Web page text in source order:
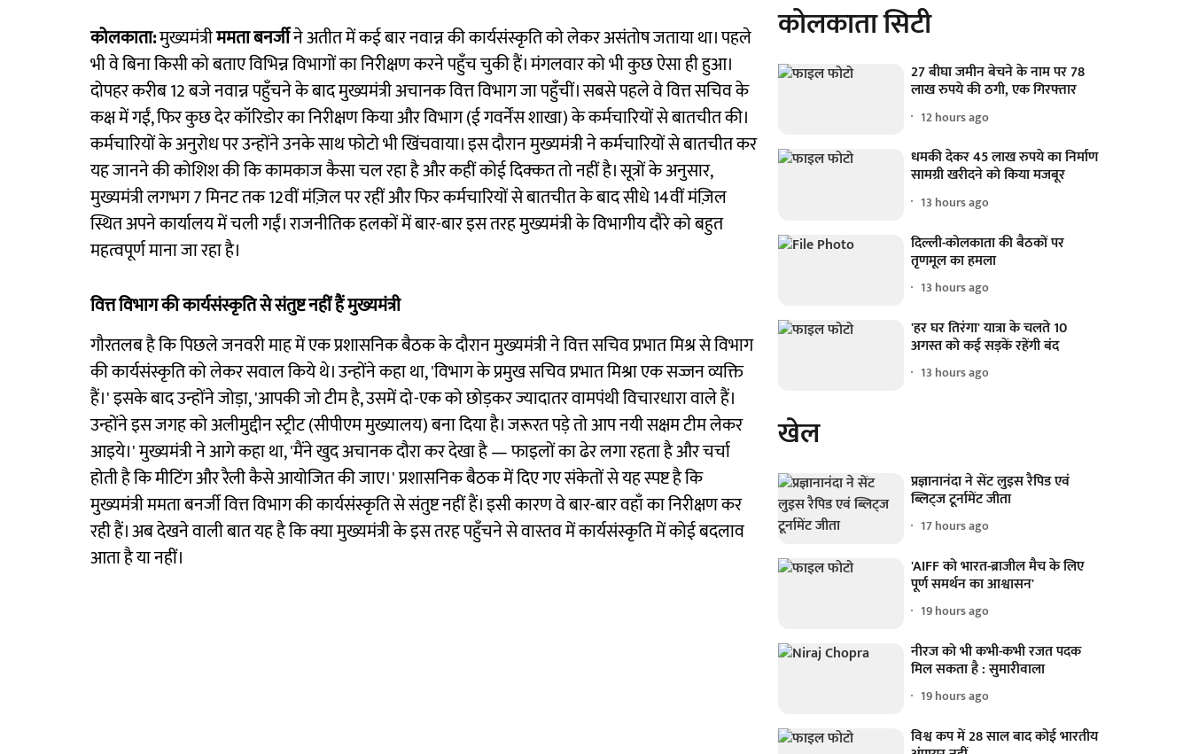
कोलकाता:मुख्यमंत्रीममता बनर्जीने अतीत में कई बार नवान्न की कार्यसंस्कृति को लेकर असंतोष जताया था। पहले
भी वे बिना किसी को बताए विभिन्न विभागों का निरीक्षण करने पहुँच चुकी हैं। मंगलवार को भी कुछ ऐसा ही हुआ।
दोपहर करीब 12 बजे नवान्न पहुँचने के बाद मुख्यमंत्री अचानक वित्त विभाग जा पहुँचीं। सबसे पहले वे वित्त सचिव के
कक्ष में गईं, फिर कुछ देर कॉरिडोर का निरीक्षण किया और विभाग (ई गवर्नेंस शाखा) के कर्मचारियों से बातचीत की।
कर्मचारियों के अनुरोध पर उन्होंने उनके साथ फोटो भी खिंचवाया। इस दौरान मुख्यमंत्री ने कर्मचारियों से बातचीत कर
यह जानने की कोशिश की कि कामकाज कैसा चल रहा है और कहीं कोई दिक्कत तो नहीं है। सूत्रों के अनुसार,
मुख्यमंत्री लगभग 7 मिनट तक 12वीं मंज़िल पर रहीं और फिर कर्मचारियों से बातचीत के बाद सीधे 14वीं मंज़िल
स्थित अपने कार्यालय में चली गईं। राजनीतिक हलकों में बार-बार इस तरह मुख्यमंत्री के विभागीय दौरे को बहुत
महत्वपूर्ण माना जा रहा है।
वित्त विभाग की कार्यसंस्कृति से संतुष्ट नहीं हैं मुख्यमंत्री
गौरतलब है कि पिछले जनवरी माह में एक प्रशासनिक बैठक के दौरान मुख्यमंत्री ने वित्त सचिव प्रभात मिश्र से विभाग
की कार्यसंस्कृति को लेकर सवाल किये थे। उन्होंने कहा था, 'विभाग के प्रमुख सचिव प्रभात मिश्रा एक सज्जन व्यक्ति
हैं।' इसके बाद उन्होंने जोड़ा, 'आपकी जो टीम है, उसमें दो-एक को छोड़कर ज्यादातर वामपंथी विचारधारा वाले हैं।
उन्होंने इस जगह को अलीमुद्दीन स्ट्रीट (सीपीएम मुख्यालय) बना दिया है। जरूरत पड़े तो आप नयी सक्षम टीम लेकर
आइये।' मुख्यमंत्री ने आगे कहा था, 'मैंने खुद अचानक दौरा कर देखा है — फाइलों का ढेर लगा रहता है और चर्चा
होती है कि मीटिंग और रैली कैसे आयोजित की जाए।' प्रशासनिक बैठक में दिए गए संकेतों से यह स्पष्ट है कि
मुख्यमंत्री ममता बनर्जी वित्त विभाग की कार्यसंस्कृति से संतुष्ट नहीं हैं। इसी कारण वे बार-बार वहाँ का निरीक्षण कर
रही हैं। अब देखने वाली बात यह है कि क्या मुख्यमंत्री के इस तरह पहुँचने से वास्तव में कार्यसंस्कृति में कोई बदलाव
आता है या नहीं।
कोलकाता सिटी
27 बीघा जमीन बेचने के नाम पर 78
लाख रुपये की ठगी, एक गिरफ्तार
12 hours ago
धमकी देकर 45 लाख रुपये का निर्माण
सामग्री खरीदने को किया मजबूर
13 hours ago
दिल्ली-कोलकाता की बैठकों पर
तृणमूल का हमला
13 hours ago
'हर घर तिरंगा' यात्रा के चलते 10
अगस्त को कई सड़कें रहेंगी बंद
13 hours ago
खेल
प्रज्ञानानंदा ने सेंट लुइस रैपिड एवं
ब्लिट्ज टूर्नामेंट जीता
17 hours ago
'AIFF को भारत-ब्राजील मैच के लिए
पूर्ण समर्थन का आश्वासन'
19 hours ago
नीरज को भी कभी-कभी रजत पदक
मिल सकता है : सुमारीवाला
19 hours ago
विश्व कप में 28 साल बाद कोई भारतीय